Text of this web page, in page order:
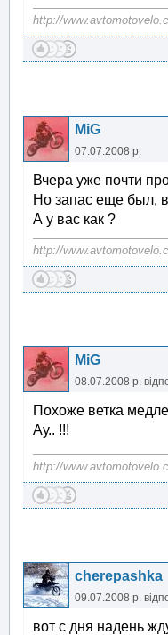
http://
MiG
07.07.2008 р.
Вчера уже почти
Но запас еще был,
А у вас как ?
http://
MiG
08.07.2008 р.
Похоже ветка
Ау.. !!!
http://
cherepashka
09.07.2008 р.
вот с дня надень